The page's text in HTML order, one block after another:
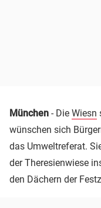
München - Die Wiesn
wünschen sich
das Umweltreferat.
der Theresienwiese
den Dächern der